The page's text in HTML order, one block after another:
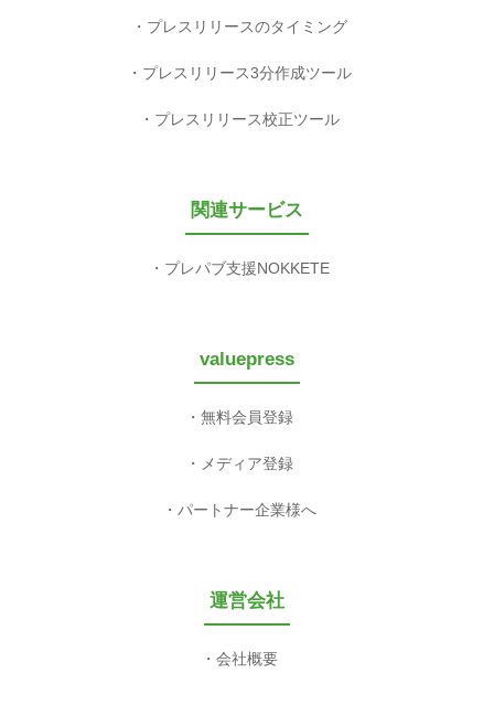
プレスリリースのタイミング
プレスリリース3分作成ツール
プレスリリース校正ツール
関連サービス
プレパブ支援NOKKETE
valuepress
無料会員登録
メディア登録
パートナー企業様へ
運営会社
会社概要